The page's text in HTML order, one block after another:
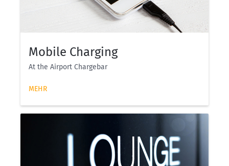
Mobile Charging
At the Airport Chargebar
MEHR